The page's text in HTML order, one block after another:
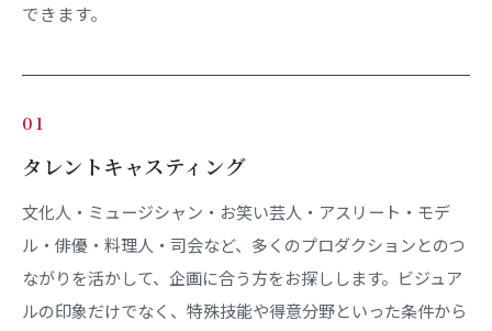
できます。
01
タレントキャスティング
文化人・ミュージシャン・お笑い芸人・アスリート・モデ
ル・俳優・料理人・司会など、多くのプロダクションとのつ
ながりを活かして、企画に合う方をお探しします。ビジュア
ルの印象だけでなく、特殊技能や得意分野といった条件から